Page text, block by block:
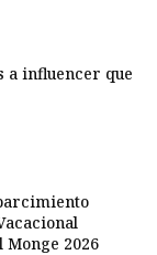
a influencer que
Monge 2026